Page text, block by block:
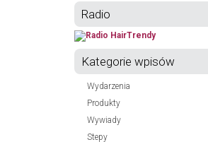
Radio
Kategorie wpisów
Wydarzenia
Produkty
Wywiady
Stepy